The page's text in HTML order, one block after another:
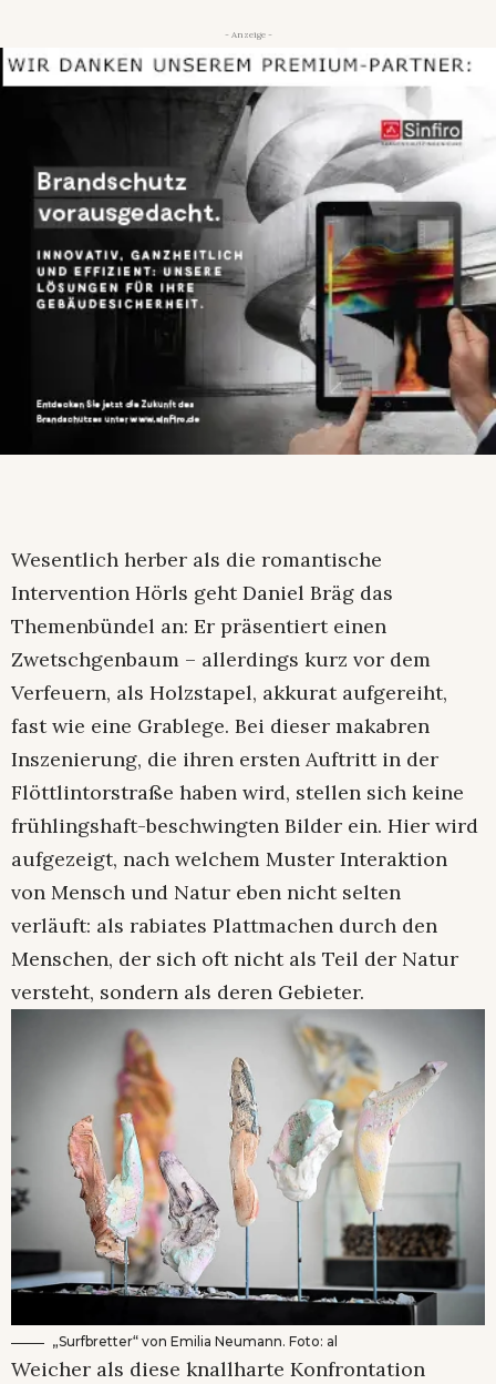
- Anzeige -
Wesentlich herber als die romantische
Intervention Hörls geht Daniel Bräg das
Themenbündel an: Er präsentiert einen
Zwetschgenbaum – allerdings kurz vor dem
Verfeuern, als Holzstapel, akkurat aufgereiht,
fast wie eine Grablege. Bei dieser makabren
Inszenierung, die ihren ersten Auftritt in der
Flöttlintorstraße haben wird, stellen sich keine
frühlingshaft-beschwingten Bilder ein. Hier wird
aufgezeigt, nach welchem Muster Interaktion
von Mensch und Natur eben nicht selten
verläuft: als rabiates Plattmachen durch den
Menschen, der sich oft nicht als Teil der Natur
versteht, sondern als deren Gebieter.
„Surfbretter“ von Emilia Neumann. Foto: al
Weicher als diese knallharte Konfrontation